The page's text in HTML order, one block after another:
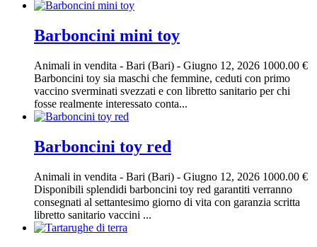
Barboncini mini toy
Animali in vendita - Bari (Bari) - Giugno 12, 2026 1000.00 €
Barboncini toy sia maschi che femmine, ceduti con primo
vaccino sverminati svezzati e con libretto sanitario per chi
fosse realmente interessato conta...
Barboncini toy red
Animali in vendita - Bari (Bari) - Giugno 12, 2026 1000.00 €
Disponibili splendidi barboncini toy red garantiti verranno
consegnati al settantesimo giorno di vita con garanzia scritta
libretto sanitario vaccini ...